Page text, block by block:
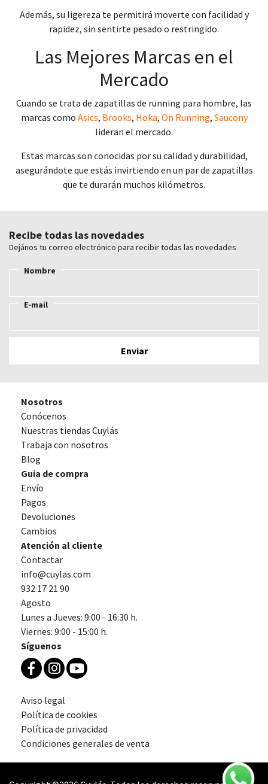
Además, su ligereza te permitirá moverte con facilidad y
rapidez, sin sentirte pesado o restringido.
Las Mejores Marcas en el
Mercado
Cuando se trata de zapatillas de running para hombre, las
marcas como Asics, Brooks, Hoka, On Running, Saucony
lideran el mercado.
Estas marcas son conocidas por su calidad y durabilidad,
asegurándote que estás invirtiendo en un par de zapatillas
que te durarán muchos kilómetros.
Recibe todas las novedades
Dejános tu correo electrónico para recibir todas las novedades
Nombre
E-mail
Nosotros
Conócenos
Nuestras tiendas Cuylás
Trabaja con nosotros
Blog
Guia de compra
Envío
Pagos
Devoluciones
Cambios
Atención al cliente
Contactar
info@cuylas.com
932 17 21 90
Agosto
Lunes a Jueves: 9:00 - 16:30 h.
Viernes: 9:00 - 15:00 h.
Síguenos
Aviso legal
Política de cookies
Política de privacidad
Condiciones generales de venta